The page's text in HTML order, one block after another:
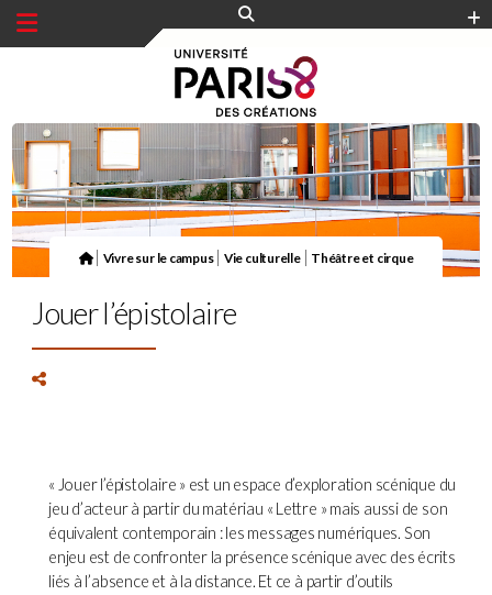
Vivre sur le campus Vie culturelle Théâtre et cirque
Jouer l’épistolaire
« Jouer l’épistolaire » est un espace d’exploration scénique du
jeu d’acteur à partir du matériau « Lettre » mais aussi de son
équivalent contemporain : les messages numériques. Son
enjeu est de confronter la présence scénique avec des écrits
liés à l’absence et à la distance. Et ce à partir d’outils
Panneau de gestion des cookies